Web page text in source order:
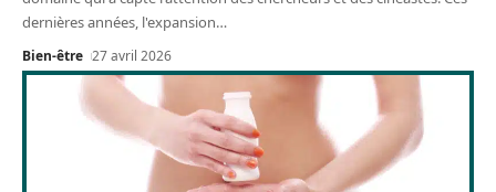
dernières années, l'expansion…
Bien-être 27 avril 2026